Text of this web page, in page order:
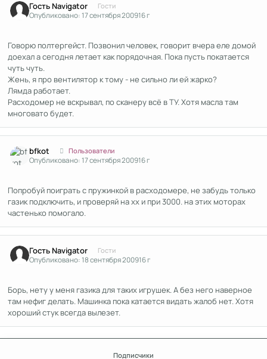
Гость Navigator Гости
Опубликовано:17 сентября 200916 г
Говорю полтергейст. Позвонил человек, говорит вчера еле домой
доехал а сегодня летает как порядочная. Пока пусть покатается
чуть чуть.
Жень, я про вентилятор к тому - не сильно ли ей жарко?
Лямда работает.
Расходомер не вскрывал, по сканеру всё в ТУ. Хотя масла там
многовато будет.
bfkot Пользователи
Опубликовано:17 сентября 200916 г
Попробуй поиграть с пружинкой в расходомере, не забудь только
газик подключить, и проверяй на хх и при 3000. на этих моторах
частенько помогало.
Гость Navigator Гости
Опубликовано:18 сентября 200916 г
Борь, нету у меня газика для таких игрушек. А без него наверное
там нефиг делать. Машинка пока катается видать жалоб нет. Хотя
хороший стук всегда вылезет.
Подписчики